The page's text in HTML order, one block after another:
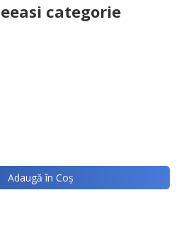
categorie
Adaugă în Coş